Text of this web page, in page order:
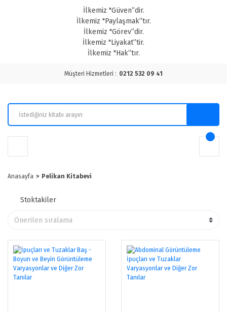
İlkemiz "Güven”dir.
İlkemiz "Paylaşmak”tır.
İlkemiz "Görev”dir.
İlkemiz "Liyakat”tir.
İlkemiz "Hak”tır.
Müşteri Hizmetleri : 0212 532 09 41
Anasayfa Pelikan Kitabevi
Stoktakiler